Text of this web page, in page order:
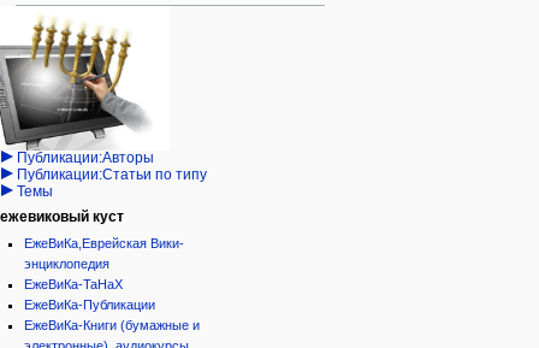
Навигация
персональные инструменты
войти
запрос
учётной
записи
категории
Израиль:Страна и
государство
Иудаизм
Народ
Проекты
Проекты/Участники/
дополнения
Публикации:Авторы
Публикации:Статьи по типу
Темы
ежевиковый куст
ЕжеВиКа,Еврейская Вики-
энциклопедия
ЕжеВиКа-ТаНаХ
ЕжеВиКа-Публикации
ЕжеВиКа-Книги (бумажные и